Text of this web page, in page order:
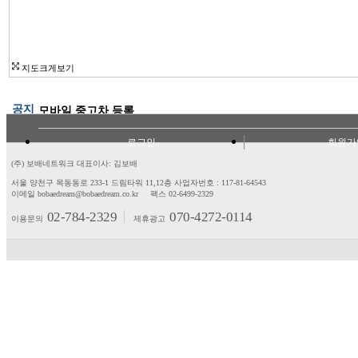
지도크게보기
공지 모바일 중고차 등록
로그인 회원
(주) 보배네트워크 대표이사: 김보배
서울 양천구 목동동로 233-1 드림타워 11,12층 사업자번호 : 117-81-64543
이메일 bobaedream@bobaedream.co.kr
팩스 02-6499-2329
이용문의 02-784-2329 제휴광고 070-4272-0114